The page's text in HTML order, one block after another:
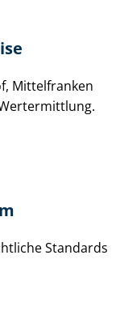
Mittelfranken
Standards